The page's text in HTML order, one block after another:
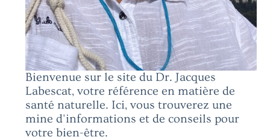
Bienvenue sur le site du Dr. Jacques
Labescat, votre référence en matière de
santé naturelle. Ici, vous trouverez une
mine d'informations et de conseils pour
votre bien-être.